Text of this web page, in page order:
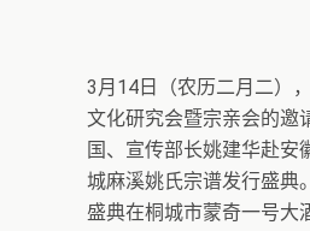
3月14日（农历二月二）
文化研究会暨宗亲会的邀
国、宣传部长姚建华赴安
城麻溪姚氏宗谱发行盛典。
盛典在桐城市蒙奇一号大